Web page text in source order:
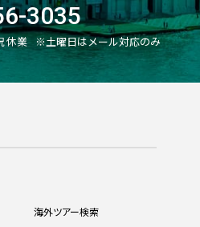
3035
休業 ※土曜日はメール対応のみ
海外ツアー検索